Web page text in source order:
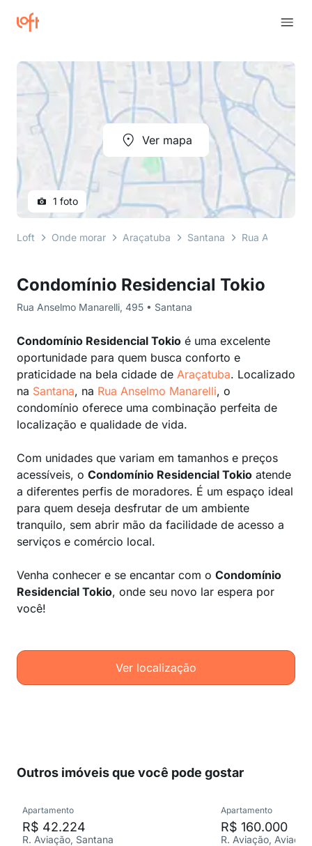
Condomínio Residencial Tokio
Rua Anselmo Manarelli, 495 • Santana
Condomínio Residencial Tokio é uma excelente
oportunidade para quem busca conforto e
praticidade na bela cidade de Araçatuba. Localizado
na Santana, na Rua Anselmo Manarelli, o
condomínio oferece uma combinação perfeita de
localização e qualidade de vida.
Com unidades que variam em tamanhos e preços
acessíveis, o Condomínio Residencial Tokio atende
a diferentes perfis de moradores. É um espaço ideal
para quem deseja desfrutar de um ambiente
tranquilo, sem abrir mão da facilidade de acesso a
serviços e comércio local.
Venha conhecer e se encantar com o Condomínio
Residencial Tokio, onde seu novo lar espera por
você!
Ver localização
Ver mapa
1 foto
Loft Onde morar Araçatuba Santana Rua Anselmo
Outros imóveis que você pode gostar
Apartamento
R$ 42.224
R. Aviação, Santana
Apartamento
R$ 160.000
R. Aviação, Aviação